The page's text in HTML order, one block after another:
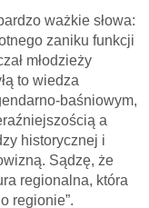
ważkie słowa:
zaniku funkcji
młodzieży
to wiedza
baśniowym,
a
historycznej i
Sądzę, że
regionalna, która
regionie”.